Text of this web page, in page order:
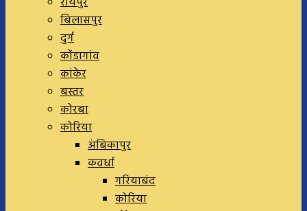
बिलासपुर
दुर्ग
कोंडागांव
कांकेर
बस्तर
कोरबा
कोरिया
अंबिकापुर
कवर्धा
गरियाबंद
कोरिया